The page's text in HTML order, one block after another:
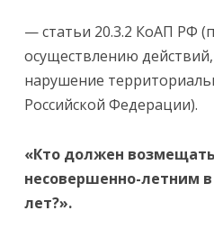
— статьи 20.3.2 КоАП РФ
осуществлению
нарушение
Российской Федерации).
«Кто должен
несовершенно-летним в
лет?».